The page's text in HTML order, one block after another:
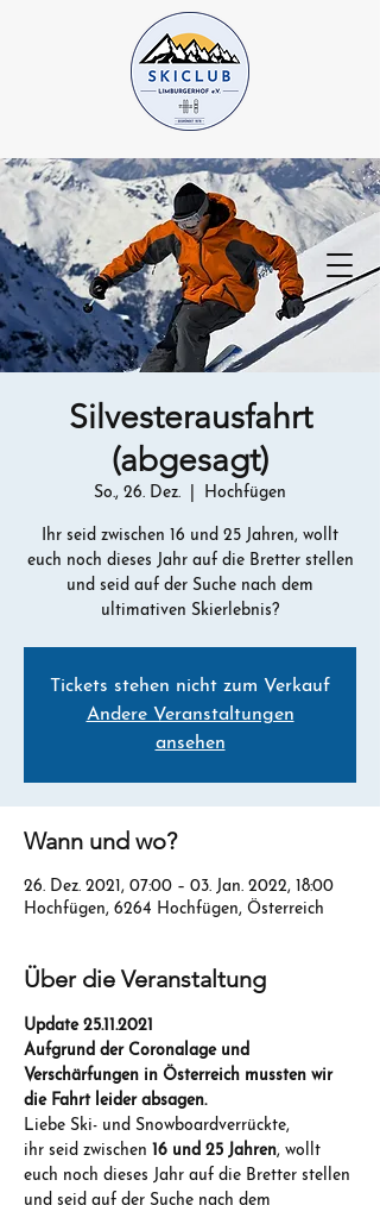
Silvesterausfahrt
(abgesagt)
So., 26. Dez. Hochfügen
Ihr seid zwischen 16 und 25 Jahren, wollt
euch noch dieses Jahr auf die Bretter stellen
und seid auf der Suche nach dem
ultimativen Skierlebnis?
Tickets stehen nicht zum Verkauf
Andere Veranstaltungen
ansehen
Wann und wo?
26. Dez. 2021, 07:00 – 03. Jan. 2022, 18:00
Hochfügen, 6264 Hochfügen, Österreich
Über die Veranstaltung
Update 25.11.2021
Aufgrund der Coronalage und
Verschärfungen in Österreich mussten wir
die Fahrt leider absagen.
Liebe Ski- und Snowboardverrückte,
ihr seid zwischen 16 und 25 Jahren, wollt
euch noch dieses Jahr auf die Bretter stellen
und seid auf der Suche nach dem